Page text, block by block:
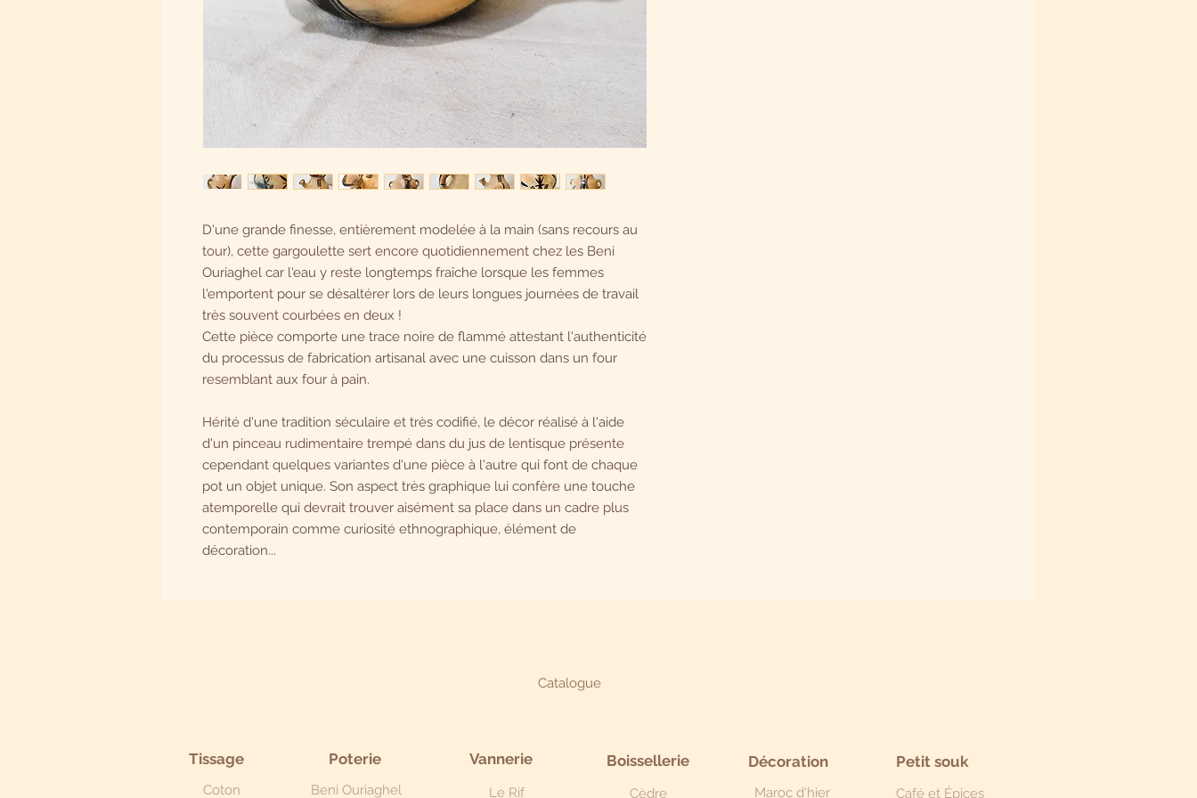
D'une grande finesse, entièrement modelée à la main (sans recours au
tour), cette gargoulette sert encore quotidiennement chez les Beni
Ouriaghel car l'eau y reste longtemps fraîche lorsque les femmes
l'emportent pour se désaltérer lors de leurs longues journées de travail
très souvent courbées en deux !
Cette pièce comporte une trace noire de flammé attestant l'authenticité
du processus de fabrication artisanal avec une cuisson dans un four
resemblant aux four à pain.
Hérité d'une tradition séculaire et très codifié, le décor réalisé à l'aide
d'un pinceau rudimentaire trempé dans du jus de lentisque présente
cependant quelques variantes d'une pièce à l'autre qui font de chaque
pot un objet unique. Son aspect très graphique lui confère une touche
atemporelle qui devrait trouver aisément sa place dans un cadre plus
contemporain comme curiosité ethnographique, élément de
décoration...
Tissage
Coton
Catalogue
Poterie
Beni Ouriaghel
Vannerie
Le Rif
Boissellerie
Cèdre
Décoration
Maroc d'hier
Petit souk
Café et Épices